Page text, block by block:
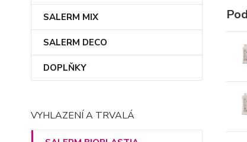
SALERM MIX
SALERM DECO
DOPLŇKY
VYHLAZENÍ A TRVALÁ